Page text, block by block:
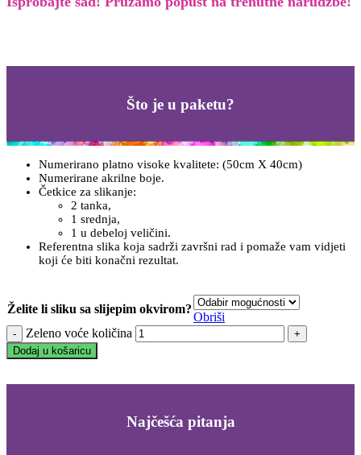
Što je u paketu?
Numerirano platno visoke kvalitete: (50cm X 40cm)
Numerirane akrilne boje.
Četkice za slikanje:
2 tanka,
1 srednja,
1 u debeloj veličini.
Referentna slika koja sadrži završni rad i pomaže vam vidjeti
koji će biti konačni rezultat.
Želite li sliku sa slijepim okvirom?
Obriši
Zeleno voće količina
Dodaj u košaricu
Najčešća pitanja